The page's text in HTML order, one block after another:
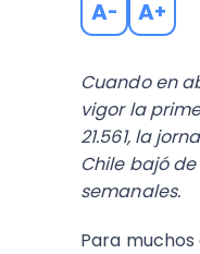
A- A+
Cuando en
vigor la
21.561, la
Chile bajó
semanales.
Para